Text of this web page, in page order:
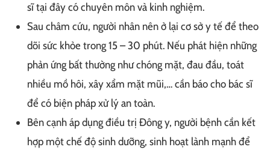
sĩ tại đây có chuyên môn và kinh nghiệm.
Sau châm cứu, người nhân nên ở lại cơ sở y tế để theo
dõi sức khỏe trong 15 – 30 phút. Nếu phát hiện những
phản ứng bất thường như chóng mặt, đau đầu, toát
nhiều mồ hôi, xây xẩm mặt mũi,… cần báo cho bác sĩ
để có biện pháp xử lý an toàn.
Bên cạnh áp dụng điều trị Đông y, người bệnh cần kết
hợp một chế độ sinh dưỡng, sinh hoạt lành mạnh để